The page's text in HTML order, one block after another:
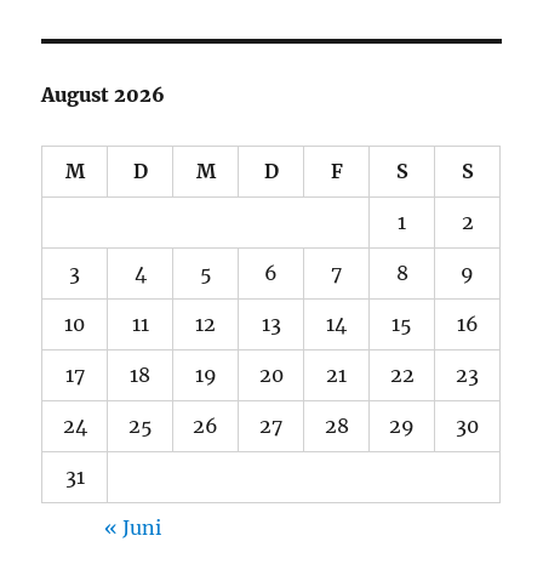
August 2026
M D M D F S S
1 2
3 4 5 6 7 8 9
10 11 12 13 14 15 16
17 18 19 20 21 22 23
24 25 26 27 28 29 30
31
« Juni